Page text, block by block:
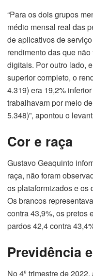
“Para os dois grupos
médio mensal real das
de aplicativos de
rendimento das que
digitais. Por outro lado,
superior completo, o
4.319) era 19,2%
trabalhavam por meio
5.348)”, apontou o
Cor e raça
Gustavo Geaquinto
raça, não foram
os plataformizados e os
Os brancos
contra 43,9%, os pretos
pardos 42,4 contra
Previdência
No 4º trimestre de